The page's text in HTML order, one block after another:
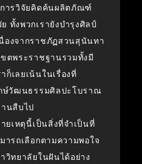
ารวิจัยคิดค้นผลิตภัณฑ์
ทั้งพวกเรายังบำรุงศิลป์
งจากราชภัฏสวนสุนันทา
ตพระราชฐานรวมทั้งมี
เลยเน้นในเรื่องที่
ษ์วัฒนธรรมศิลปะโบราณ
นสืบไป
ยเหตุนี้เป็นสิ่งที่จำเป็นที่
ารถเลือกตามความพอใจ
วิทยาลัยในฝันได้อย่าง